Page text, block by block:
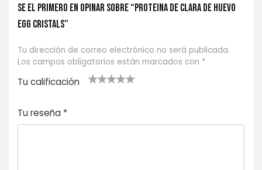
Se el primero en opinar sobre “PROTEINA DE CLARA DE HUEVO
EGG CRISTALS”
Tu dirección de correo electrónico no será publicada.
Los campos obligatorios están marcados con *
Tu calificación
e
5
las
s
Tu reseña *